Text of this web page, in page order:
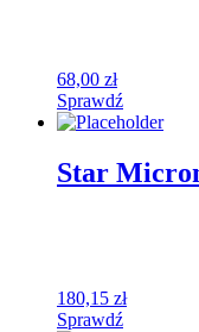
68,00 zł
Sprawdź
Star
180,15 zł
Sprawdź